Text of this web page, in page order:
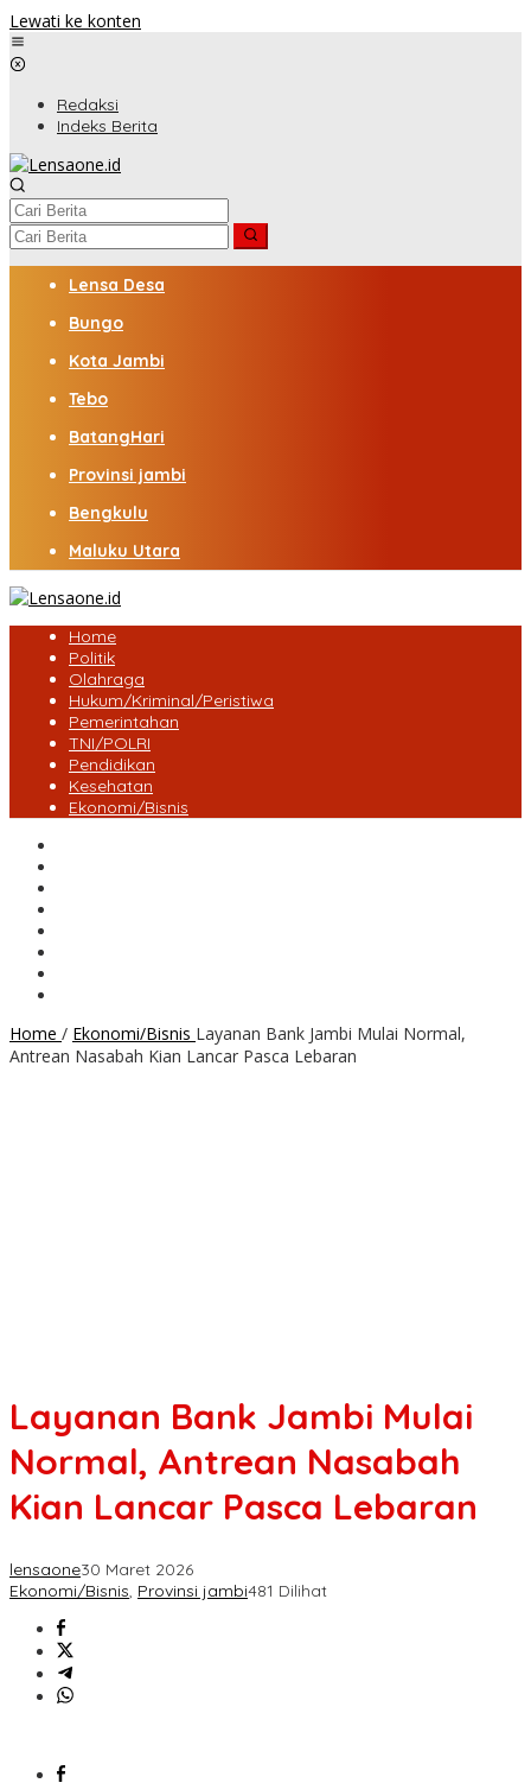
Lewati ke konten
Redaksi
Indeks Berita
Lensa Desa
Bungo
Kota Jambi
Tebo
BatangHari
Provinsi jambi
Bengkulu
Maluku Utara
Home
Politik
Olahraga
Hukum/Kriminal/Peristiwa
Pemerintahan
TNI/POLRI
Pendidikan
Kesehatan
Ekonomi/Bisnis
Home / Ekonomi/Bisnis Layanan Bank Jambi Mulai Normal,
Antrean Nasabah Kian Lancar Pasca Lebaran
Layanan Bank Jambi Mulai
Normal, Antrean Nasabah
Kian Lancar Pasca Lebaran
lensaone30 Maret 2026
Ekonomi/Bisnis, Provinsi jambi481 Dilihat